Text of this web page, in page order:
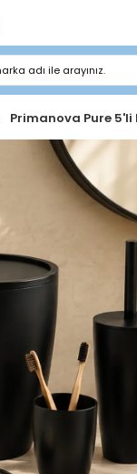
adı ile arayınız.
Primanova Pure